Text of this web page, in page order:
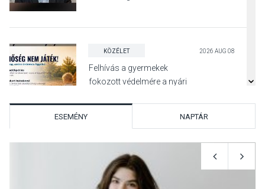
KÖZÉLET 2026 AUG 08
Felhívás a gyermekek
fokozott védelmére a nyári
Reneszánsz dallamok
csendülnek fel a visegrádi
ESEMÉNY NAPTÁR